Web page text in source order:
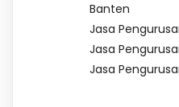
Banten
Jasa
Jasa
Jasa